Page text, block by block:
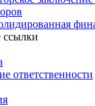
ссылки
ответственности